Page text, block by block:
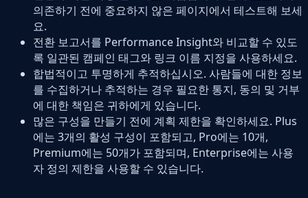
의존하기 전에 중요하지 않은 페이지에서 테스트해 보세
요.
전환 보고서를 Performance Insight와 비교할 수 있도
록 일관된 캠페인 태그와 링크 이름 지정을 사용하세요.
합법적이고 투명하게 추적하십시오. 사람들에 대한 정보
를 수집하거나 추적하는 경우 필요한 통지, 동의 및 거부
에 대한 책임은 귀하에게 있습니다.
많은 구성을 만들기 전에 계획 제한을 확인하세요. Plus
에는 3개의 활성 구성이 포함되고, Pro에는 10개,
Premium에는 50개가 포함되며, Enterprise에는 사용
자 정의 제한을 사용할 수 있습니다.